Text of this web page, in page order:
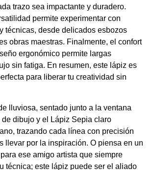
trazo sea impactante y duradero.
permite experimentar con
técnicas, desde delicados esbozos
obras maestras. Finalmente, el confort
ergonómico permite largas
sin fatiga. En resumen, este lápiz es
para liberar tu creatividad sin
lluviosa, sentado junto a la ventana
dibujo y el Lápiz Sepia claro
trazando cada línea con precisión
llevar por la inspiración. O piensa en un
ese amigo artista que siempre
técnica; este lápiz puede ser el aliado